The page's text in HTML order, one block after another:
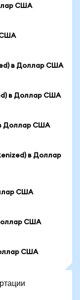
США
США
в Доллар США
в Доллар США
в Доллар США
в Доллар
США
США
США